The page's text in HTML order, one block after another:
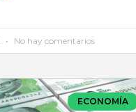
No hay comentarios
ECONOMÍA